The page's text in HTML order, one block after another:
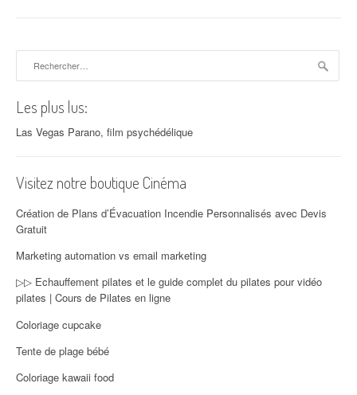
Les plus lus:
Las Vegas Parano, film psychédélique
Visitez notre boutique Cinéma
Création de Plans d’Évacuation Incendie Personnalisés avec Devis
Gratuit
Marketing automation vs email marketing
▷▷ Echauffement pilates et le guide complet du pilates pour vidéo
pilates | Cours de Pilates en ligne
Coloriage cupcake
Tente de plage bébé
Coloriage kawaii food